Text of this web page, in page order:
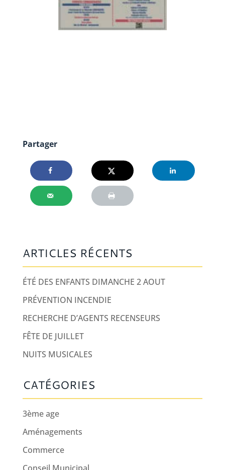
Partager
ARTICLES RÉCENTS
ÉTÉ DES ENFANTS DIMANCHE 2 AOUT
PRÉVENTION INCENDIE
RECHERCHE D’AGENTS RECENSEURS
FÊTE DE JUILLET
NUITS MUSICALES
CATÉGORIES
3ème age
Aménagements
Commerce